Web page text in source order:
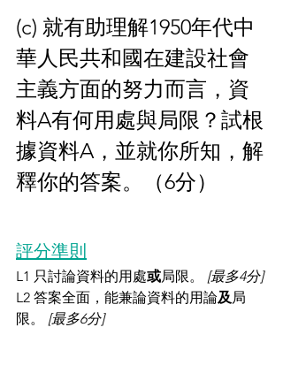
(c) 就有助理解1950年代中
華人民共和國在建設社會
主義方面的努力而言，資
料A有何用處與局限？試根
據資料A，並就你所知，解
釋你的答案。（6分）
評分準則
L1 只討論資料的用處或局限。 [最多4分]
L2 答案全面，能兼論資料的用論及局
限。 [最多6分]